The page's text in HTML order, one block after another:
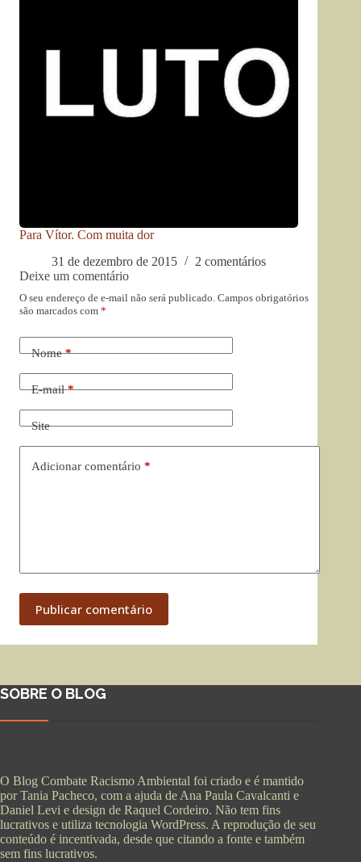
Para Vítor. Com muita dor
31 de dezembro de 2015
2 comentários
Deixe um comentário
O seu endereço de e-mail não será publicado. Campos obrigatórios
são marcados com *
Nome*
E-mail*
Site
Adicionar comentário *
Publicar comentário
SOBRE O BLOG
O Blog Combate Racismo Ambiental foi criado e é mantido
por Tania Pacheco, com a ajuda de Ana Paula Cavalcanti e
Daniel Levi e design de Raquel Cordeiro. Não tem fins
lucrativos e utiliza tecnologia WordPress. A reprodução de seu
conteúdo é incentivada, desde que citando a fonte e também
sem fins lucrativos.